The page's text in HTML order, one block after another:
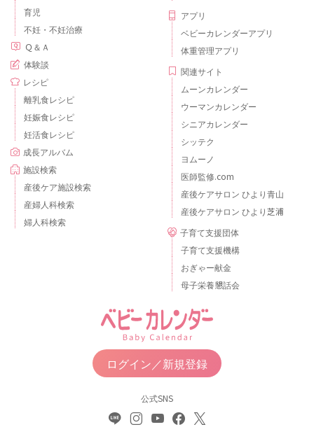
育児
不妊・不妊治療
Ｑ＆Ａ
体験談
レシピ
離乳食レシピ
妊娠食レシピ
妊活食レシピ
成長アルバム
施設検索
産後ケア施設検索
産婦人科検索
婦人科検索
アプリ
ベビーカレンダーアプリ
体重管理アプリ
関連サイト
ムーンカレンダー
ウーマンカレンダー
シニアカレンダー
シッテク
ヨムーノ
医師監修.com
産後ケアサロン ひより青山
産後ケアサロン ひより芝浦
子育て支援団体
子育て支援機構
おぎゃー献金
母子栄養懇話会
ログイン／新規登録
公式SNS